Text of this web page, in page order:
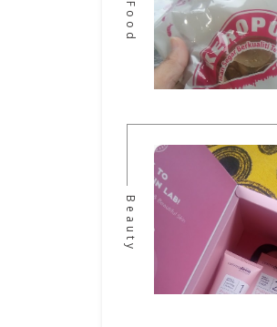
Food
Beauty